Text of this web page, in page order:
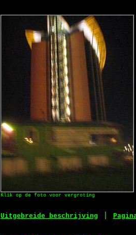
Klik op de foto voor vergroting
Uitgebreide beschrijving